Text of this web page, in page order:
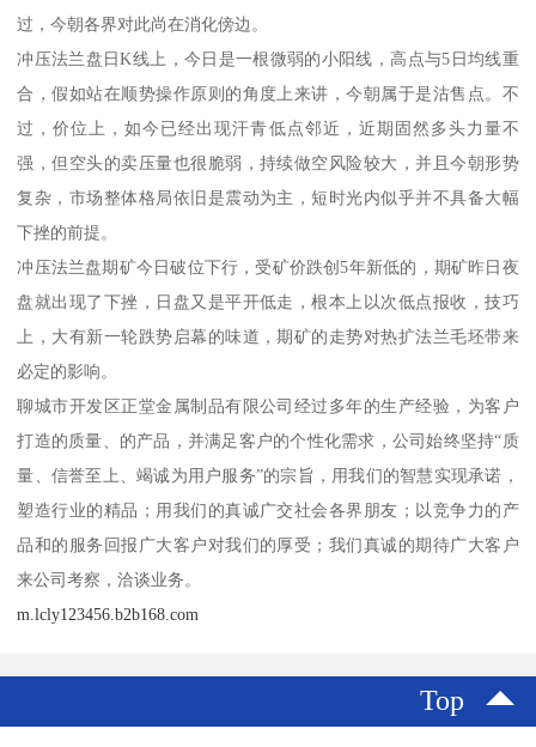
过，今朝各界对此尚在消化傍边。
冲压法兰盘日K线上，今日是一根微弱的小阳线，高点与5日均线重
合，假如站在顺势操作原则的角度上来讲，今朝属于是沽售点。不
过，价位上，如今已经出现汗青低点邻近，近期固然多头力量不
强，但空头的卖压量也很脆弱，持续做空风险较大，并且今朝形势
复杂，市场整体格局依旧是震动为主，短时光内似乎并不具备大幅
下挫的前提。
冲压法兰盘期矿今日破位下行，受矿价跌创5年新低的，期矿昨日夜
盘就出现了下挫，日盘又是平开低走，根本上以次低点报收，技巧
上，大有新一轮跌势启幕的味道，期矿的走势对热扩法兰毛坯带来
必定的影响。
聊城市开发区正堂金属制品有限公司经过多年的生产经验，为客户
打造的质量、的产品，并满足客户的个性化需求，公司始终坚持“质
量、信誉至上、竭诚为用户服务”的宗旨，用我们的智慧实现承诺，
塑造行业的精品；用我们的真诚广交社会各界朋友；以竞争力的产
品和的服务回报广大客户对我们的厚受；我们真诚的期待广大客户
来公司考察，洽谈业务。
m.lcly123456.b2b168.com
Top